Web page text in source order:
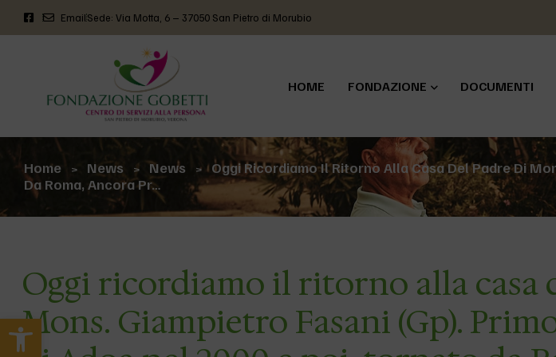
Apri la barra degli strumenti
EmailSede: Via Motta, 6 – 37050 San Pietro di Morubio
HOME FONDAZIONE DOCUMENTI
Home > News > News >
Oggi Ricordiamo Il Ritorno Alla Casa Del Padre Di
Da Roma, Ancora Pr…
Oggi ricordiamo il ritorno alla casa
Mons. Giampietro Fasani (Gp).